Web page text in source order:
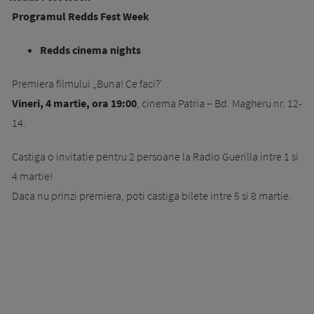
Programul Redds Fest Week
Redds cinema nights
Premiera filmului „Buna! Ce faci?'
Vineri, 4 martie, ora 19:00, cinema Patria – Bd. Magheru nr. 12-
14.
Castiga o invitatie pentru 2 persoane la Radio Guerilla intre 1 si
4 martie!
Daca nu prinzi premiera, poti castiga bilete intre 5 si 8 martie.